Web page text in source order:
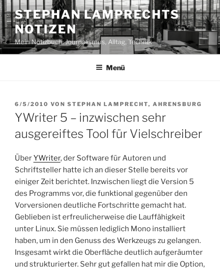
Zum
Inhalt
springen
STEPHAN LAMPRECHTS
NOTIZEN
Mein Notizbuch: Journalismus, Alltag, Technik
Menü
VERÖFFENTLICHT
AM
6/5/2010 VON STEPHAN LAMPRECHT, AHRENSBURG
YWriter 5 – inzwischen sehr
ausgereiftes Tool für Vielschreiber
ÜberYWriter, der Software für Autoren und
Schriftsteller hatte ich an dieser Stelle bereits vor
einiger Zeit berichtet. Inzwischen liegt die Version 5
des Programms vor, die funktional gegenüber den
Vorversionen deutliche Fortschritte gemacht hat.
Geblieben ist erfreulicherweise die Lauffähigkeit
unter Linux. Sie müssen lediglich Mono installiert
haben, um in den Genuss des Werkzeugs zu gelangen.
Insgesamt wirkt die Oberfläche deutlich aufgeräumter
und strukturierter. Sehr gut gefallen hat mir die Option,